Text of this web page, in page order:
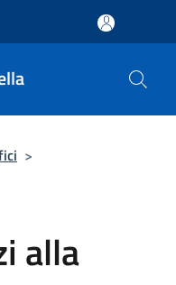
>
alla